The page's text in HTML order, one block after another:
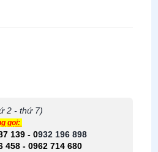
2 - thứ 7)
gọi:
139- 0932 196 898
458 - 0962 714 680